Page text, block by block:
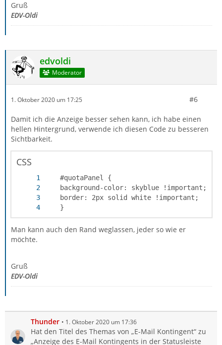
Gruß
EDV-Oldi
edvoldi
Moderator
1. Oktober 2020 um 17:25 #6
Damit ich die Anzeige besser sehen kann, ich habe einen
hellen Hintergrund, verwende ich diesen Code zu besseren
Sichtbarkeit.
CSS
    }
Man kann auch den Rand weglassen, jeder so wie er
möchte.
Gruß
EDV-Oldi
Thunder 1. Oktober 2020 um 17:36
Hat den Titel des Themas von „E-Mail Kontingent“ zu
„Anzeige des E-Mail Kontingents in der Statusleiste